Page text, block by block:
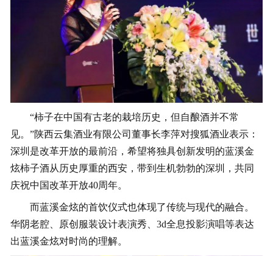
“柿子在中国有古老的栽培历史，但自酿酒并不常
见。”陕西云集酒业有限公司董事长李萍对搜狐酒业表示：
深圳是改革开放的最前沿，希望将独具创新发明的蓝溪金
炫柿子酒从历史厚重的西安，带到生机勃勃的深圳，共同
庆祝中国改革开放40周年。
而蓝溪金炫的首饮仪式也体现了传统与现代的融合。
华阴老腔、原创服装设计表演秀、3d全息投影演唱等表达
出蓝溪金炫对时尚的理解。